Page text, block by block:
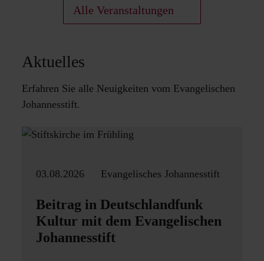
Alle Veranstaltungen
Aktuelles
Erfahren Sie alle Neuigkeiten vom Evangelischen
Johannesstift.
03.08.2026 Evangelisches Johannesstift
Beitrag in Deutschlandfunk
Kultur mit dem Evangelischen
Johannesstift